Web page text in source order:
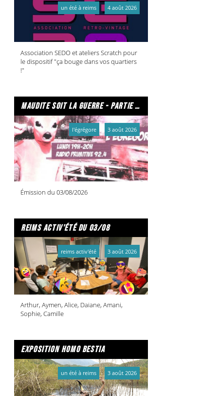
Association SEDO et ateliers Scratch pour
le dispositif "ça bouge dans vos quartiers
!"
un été à reims 4 août 2026
maudite soit la guerre - partie 2/2
Émission du 03/08/2026
l'égrégore 3 août 2026
reims activ'été du 03/08
Arthur, Aymen, Alice, Daiane, Amani,
Sophie, Camille
reims activ'été 3 août 2026
exposition homo bestia
un été à reims 3 août 2026